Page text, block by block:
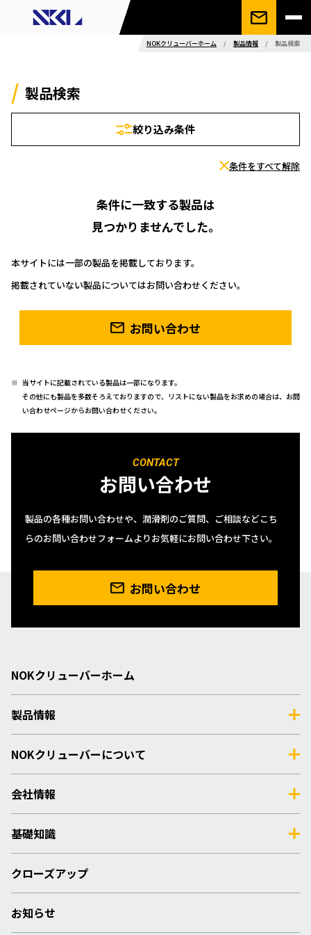
NOKクリューバーホーム / 製品情報 / 製品検索
製品検索
絞り込み条件
条件をすべて解除
条件に一致する製品は
見つかりませんでした。
本サイトには一部の製品を掲載しております。
掲載されていない製品についてはお問い合わせください。
お問い合わせ
当サイトに記載されている製品は一部になります。
その他にも製品を多数そろえておりますので、リストにない製品をお求めの場合は、お問
い合わせページからお問い合わせください。
CONTACT
お問い合わせ
製品の各種お問い合わせや、潤滑剤のご質問、ご相談などこち
らのお問い合わせフォームよりお気軽にお問い合わせ下さい。
お問い合わせ
NOKクリューバーホーム
製品情報
NOKクリューバーについて
会社情報
基礎知識
クローズアップ
お知らせ